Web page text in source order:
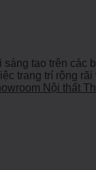
tạo trên các
trang trí rộng
Nội thất